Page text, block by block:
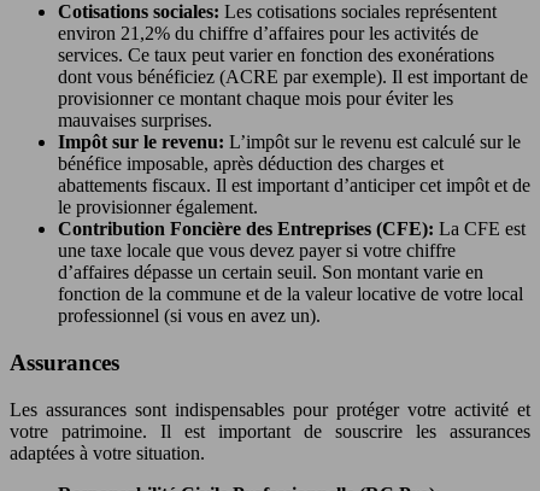
Cotisations sociales: Les cotisations sociales représentent
environ 21,2% du chiffre d’affaires pour les activités de
services. Ce taux peut varier en fonction des exonérations
dont vous bénéficiez (ACRE par exemple). Il est important de
provisionner ce montant chaque mois pour éviter les
mauvaises surprises.
Impôt sur le revenu: L’impôt sur le revenu est calculé sur le
bénéfice imposable, après déduction des charges et
abattements fiscaux. Il est important d’anticiper cet impôt et de
le provisionner également.
Contribution Foncière des Entreprises (CFE): La CFE est
une taxe locale que vous devez payer si votre chiffre
d’affaires dépasse un certain seuil. Son montant varie en
fonction de la commune et de la valeur locative de votre local
professionnel (si vous en avez un).
Assurances
Les assurances sont indispensables pour protéger votre activité et
votre patrimoine. Il est important de souscrire les assurances
adaptées à votre situation.